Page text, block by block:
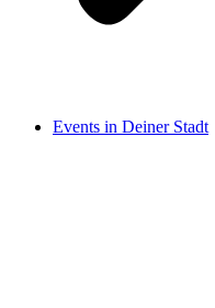
Events in Deiner Stadt